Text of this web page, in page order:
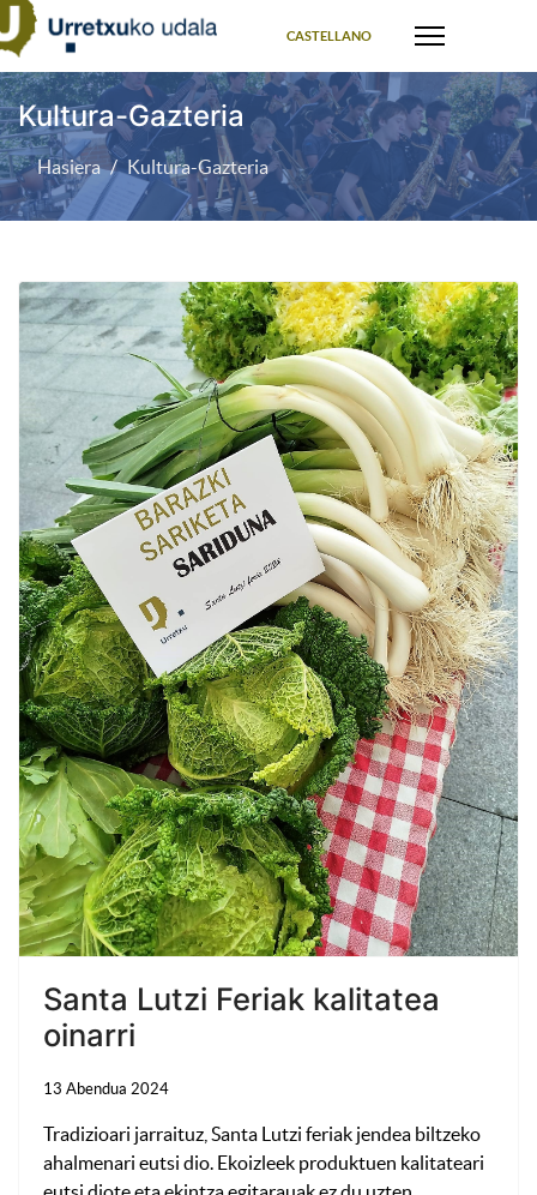
CASTELLANO
Kultura-Gazteria
Hasiera Kultura-Gazteria
Santa Lutzi Feriak kalitatea
oinarri
13 Abendua 2024
Tradizioari jarraituz, Santa Lutzi feriak jendea biltzeko
ahalmenari eutsi dio. Ekoizleek produktuen kalitateari